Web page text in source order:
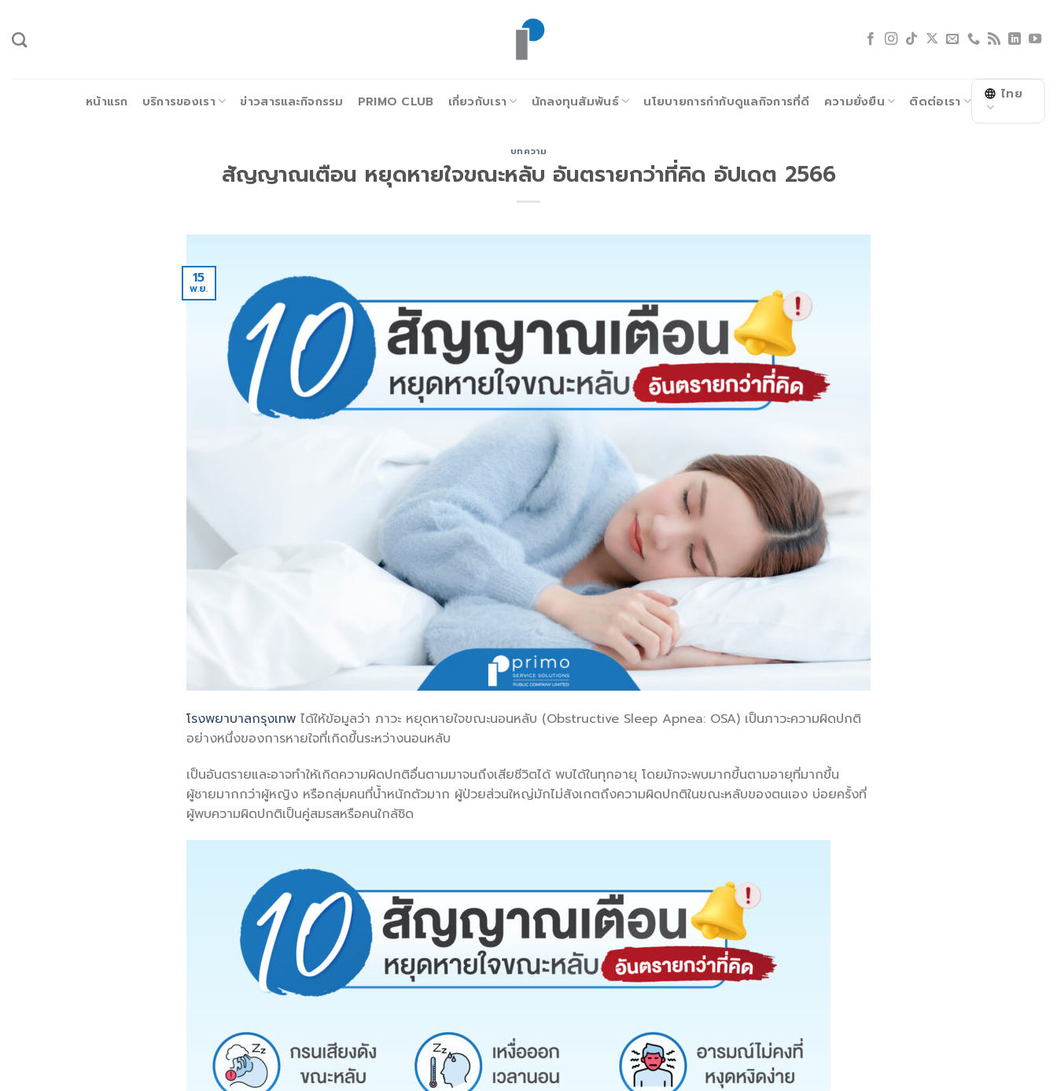
ยัง
หน้าแรก บริการของเรา ข่าวสารและกิจกรรม PRIMO CLUB เกี่ยวกับเรา นักลงทุนสัมพันธ์ นโยบายการกำกับดูแลกิจการที่ดี ความยั่งยืน ติดต่อเรา ไทย
บทความ
สัญญาณเตือน หยุดหายใจขณะหลับ อันตรายกว่าที่คิด อัปเดต 2566
15
พ.ย.
โรงพยาบาลกรุงเทพ ได้ให้ข้อมูลว่า ภาวะ หยุดหายใจขณะนอนหลับ (Obstructive Sleep Apnea: OSA) เป็นภาวะความผิดปกติ
อย่างหนึ่งของการหายใจที่เกิดขึ้นระหว่างนอนหลับ
เป็นอันตรายและอาจทำให้เกิดความผิดปกติอื่นตามมาจนถึงเสียชีวิตได้ พบได้ในทุกอายุ โดยมักจะพบมากขึ้นตามอายุที่มากขึ้น
ผู้ชายมากกว่าผู้หญิง หรือกลุ่มคนที่น้ำหนักตัวมาก ผู้ป่วยส่วนใหญ่มักไม่สังเกตถึงความผิดปกติในขณะหลับของตนเอง บ่อยครั้งที่
ผู้พบความผิดปกติเป็นคู่สมรสหรือคนใกล้ชิด